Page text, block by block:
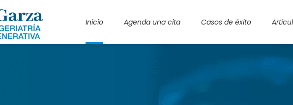
Inicio Agenda una cita Casos de éxito